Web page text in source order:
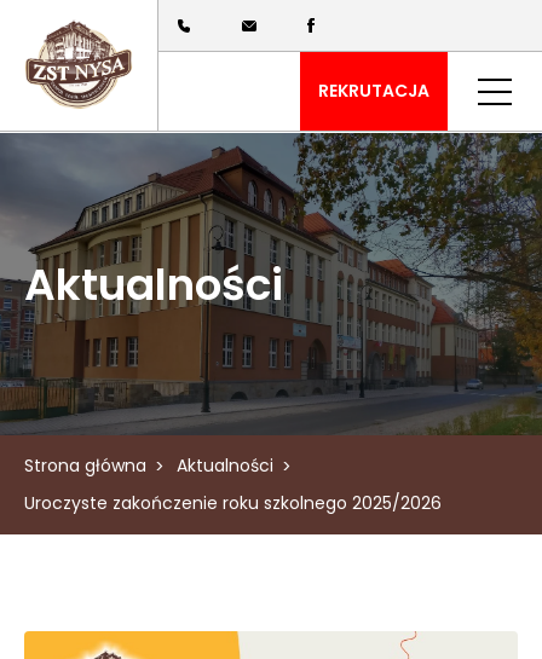
REKRUTACJA
Aktualności
Strona główna
Aktualności
Uroczyste zakończenie roku szkolnego 2025/2026